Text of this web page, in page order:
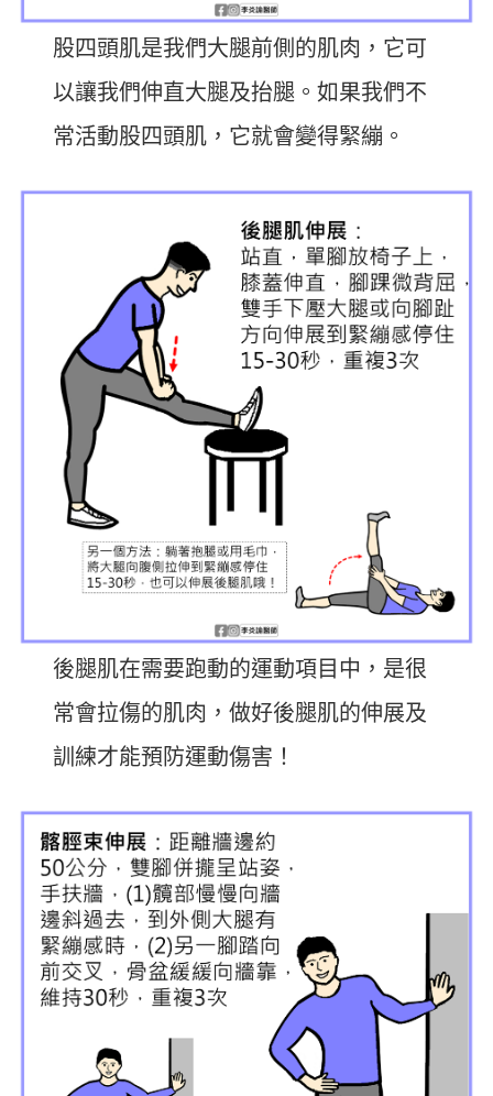
股四頭肌是我們大腿前側的肌肉，它可
以讓我們伸直大腿及抬腿。如果我們不
常活動股四頭肌，它就會變得緊繃。
後腿肌在需要跑動的運動項目中，是很
常會拉傷的肌肉，做好後腿肌的伸展及
訓練才能預防運動傷害！